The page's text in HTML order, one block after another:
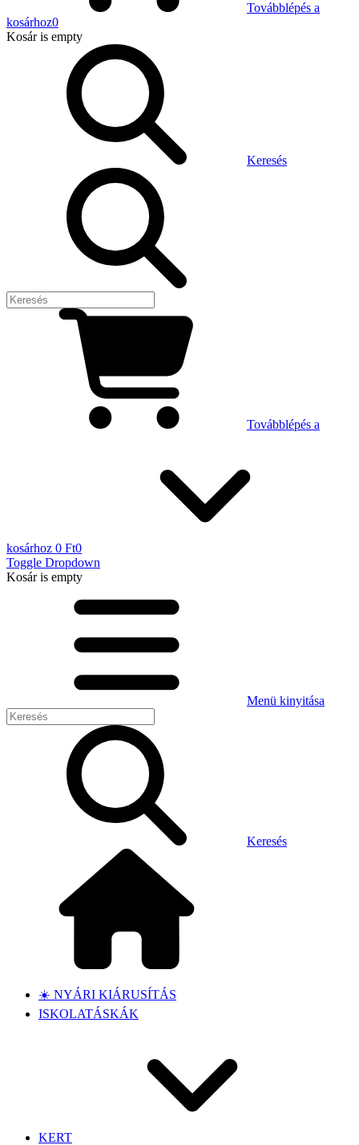
Továbblépés a
kosárhoz0
Kosáris empty
Keresés
Továbblépés a
kosárhoz 0 Ft0
Toggle Dropdown
Kosáris empty
Menü kinyitása
Keresés
☀️ NYÁRI KIÁRUSÍTÁS
ISKOLATÁSKÁK
KERT